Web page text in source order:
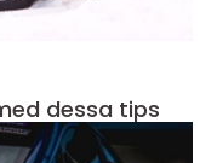
dessa tips